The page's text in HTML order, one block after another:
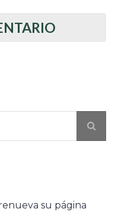
su página